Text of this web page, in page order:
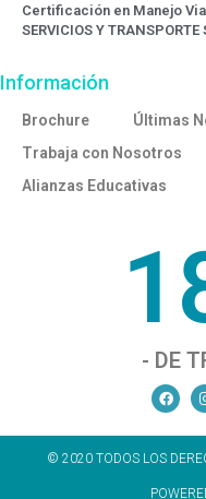
Certificación en Manejo
SERVICIOS Y TRANSPORTE
Información
Brochure
Últimas
Trabaja con Nosotros
Alianzas Educativas
- DE
© 2020 TODOS LOS